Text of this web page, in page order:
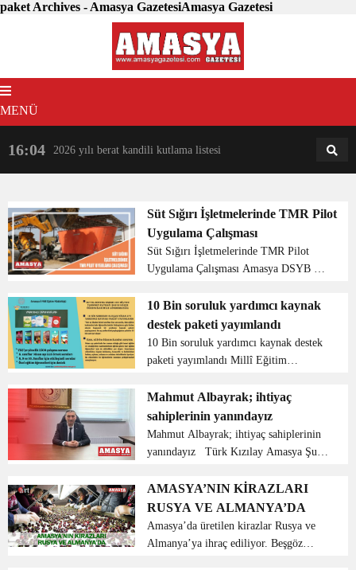
paket Archives - Amasya GazetesiAmasya Gazetesi
MENÜ
16:04 2026 yılı berat kandili kutlama listesi 18:31
Süt Sığırı İşletmelerinde TMR Pilot
Uygulama Çalışması
Süt Sığırı İşletmelerinde TMR Pilot
Uygulama Çalışması Amasya DSYB ve
araştırma ve eğitim merkezi müdürlüğü
ile ortak olarak çalıştıkları “Amasya
Bölgesindeki Süt Sığır...
10 Bin soruluk yardımcı kaynak
destek paketi yayımlandı
10 Bin soruluk yardımcı kaynak destek
paketi yayımlandı Millî Eğitim
her ay hazırlanan yardımcı kaynak
destek paketini öğrenci ve öğretmenlere
sunmayı sürdürüyor. ...
Mahmut Albayrak; ihtiyaç
sahiplerinin yanındayız
Mahmut Albayrak; ihtiyaç sahiplerinin
yanındayız Türk Kızılay Amasya Şube
Ramazanda da her Ramazanda olduğu
gibi ihtiyaç sahiplerinin yanındayız’’
dedi. Ramazan ay...
AMASYA’NIN KİRAZLARI
RUSYA VE ALMANYA’DA
Amasya’da üretilen kirazlar Rusya ve
Almanya’ya ihraç ediliyor. Beşgöz